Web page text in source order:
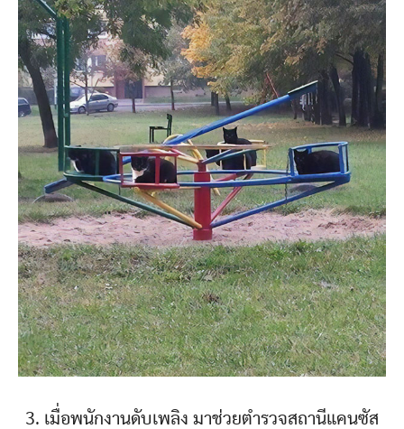
3. เมื่อพนักงานดับเพลิง มาช่วยตำรวจสถานีแคนซัส